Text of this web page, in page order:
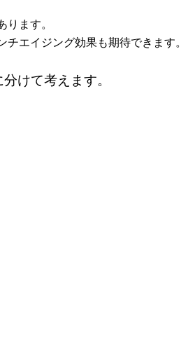
ます。
エイジング効果も期待できます。
分けて考えます。